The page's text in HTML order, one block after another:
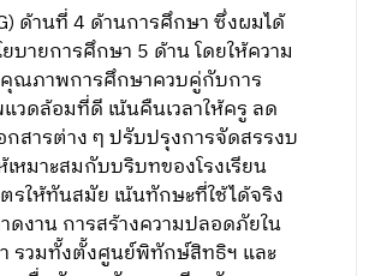
ด้านที่ 4 ด้านการศึกษา ซึ่งผมได้
บายการศึกษา 5 ด้าน โดยให้ความ
ณภาพการศึกษาควบคู่กับการ
วดล้อมที่ดี เน้นคืนเวลาให้ครู ลด
กสารต่าง ๆ ปรับปรุงการจัดสรรงบ
หมาะสมกับบริบทของโรงเรียน
ให้ทันสมัย เน้นทักษะที่ใช้ได้จริง
งาน การสร้างความปลอดภัยใน
รวมทั้งตั้งศูนย์พิทักษ์สิทธิฯ และ